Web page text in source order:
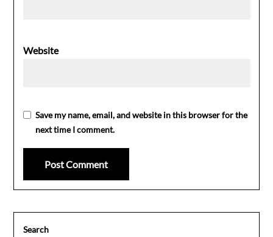
Website
Save my name, email, and website in this browser for the
next time I comment.
Search